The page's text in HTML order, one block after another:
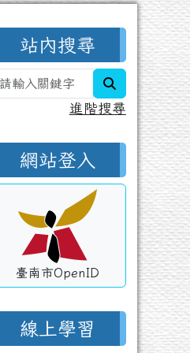
右邊區域內容
站內搜尋
search
進階搜尋
網站登入
臺南市OpenID
線上學習